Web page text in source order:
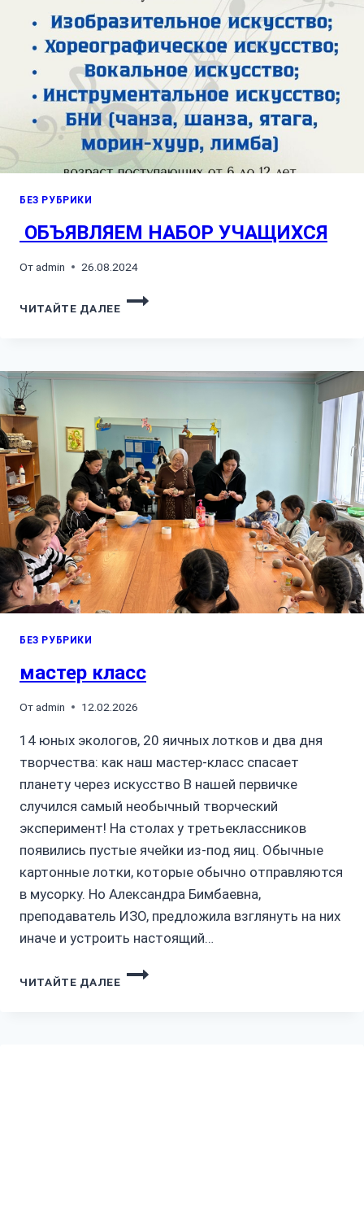
БЕЗ РУБРИКИ
ОБЪЯВЛЯЕМ НАБОР УЧАЩИХСЯ
Отadmin 26.08.2024
ЧИТАЙТЕ ДАЛЕЕ
ОБЪЯВЛЯЕМ
НАБОР
БЕЗ РУБРИКИ
мастер класс
Отadmin 12.02.2026
14 юных экологов, 20 яичных лотков и два дня
творчества: как наш мастер-класс спасает
планету через искусство В нашей первичке
случился самый необычный творческий
эксперимент! На столах у третьеклассников
появились пустые ячейки из-под яиц. Обычные
картонные лотки, которые обычно отправляются
в мусорку. Но Александра Бимбаевна,
преподаватель ИЗО, предложила взглянуть на них
иначе и устроить настоящий…
ЧИТАЙТЕ ДАЛЕЕ
МАСТЕР
КЛАСС